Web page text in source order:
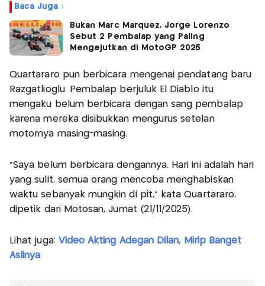
Baca Juga :
Bukan Marc Marquez, Jorge Lorenzo
Sebut 2 Pembalap yang Paling
Mengejutkan di MotoGP 2025
Quartararo pun berbicara mengenai pendatang baru
Razgatlioglu. Pembalap berjuluk El Diablo itu
mengaku belum berbicara dengan sang pembalap
karena mereka disibukkan mengurus setelan
motornya masing-masing.
“Saya belum berbicara dengannya. Hari ini adalah hari
yang sulit, semua orang mencoba menghabiskan
waktu sebanyak mungkin di pit,” kata Quartararo,
dipetik dari Motosan, Jumat (21/11/2025).
Lihat juga: Video Akting Adegan Dilan, Mirip Banget
Aslinya